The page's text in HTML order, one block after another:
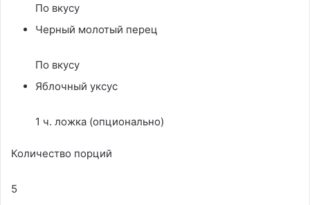
По вкусу
Черный молотый перец
По вкусу
Яблочный уксус
1 ч. ложка (опционально)
Количество порций
5